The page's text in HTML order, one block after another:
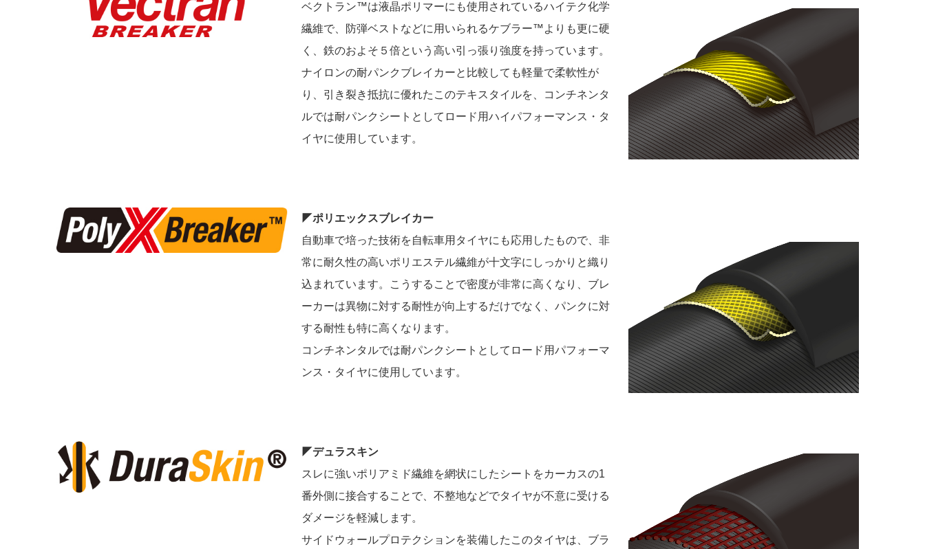
ベクトラン™は液晶ポリマーにも使用されているハイテク化学
繊維で、防弾ベストなどに用いられるケブラー™よりも更に硬
く、鉄のおよそ５倍という高い引っ張り強度を持っています。
ナイロンの耐パンクブレイカーと比較しても軽量で柔軟性が
り、引き裂き抵抗に優れたこのテキスタイルを、コンチネンタ
ルでは耐パンクシートとしてロード用ハイパフォーマンス・タ
イヤに使用しています。
◤ポリエックスブレイカー
自動車で培った技術を自転車用タイヤにも応用したもので、非
常に耐久性の高いポリエステル繊維が十文字にしっかりと織り
込まれています。こうすることで密度が非常に高くなり、ブレ
ーカーは異物に対する耐性が向上するだけでなく、パンクに対
する耐性も特に高くなります。
コンチネンタルでは耐パンクシートとしてロード用パフォーマ
ンス・タイヤに使用しています。
◤デュラスキン
スレに強いポリアミド繊維を網状にしたシートをカーカスの1
番外側に接合することで、不整地などでタイヤが不意に受ける
ダメージを軽減します。
サイドウォールプロテクションを装備したこのタイヤは、ブラ